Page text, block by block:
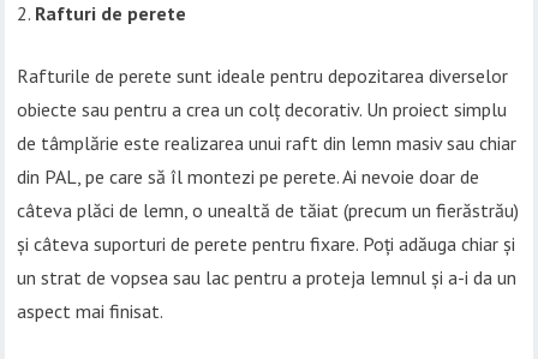
Rafturi de perete
Rafturile de perete sunt ideale pentru depozitarea diverselor
obiecte sau pentru a crea un colț decorativ. Un proiect simplu
de tâmplărie este realizarea unui raft din lemn masiv sau chiar
din PAL, pe care să îl montezi pe perete. Ai nevoie doar de
câteva plăci de lemn, o unealtă de tăiat (precum un fierăstrău)
și câteva suporturi de perete pentru fixare. Poți adăuga chiar și
un strat de vopsea sau lac pentru a proteja lemnul și a-i da un
aspect mai finisat.